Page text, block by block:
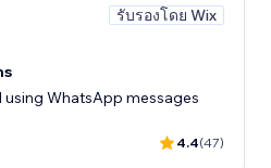
รับรองโดย Wix
WhatsApp messages
4.4(47)